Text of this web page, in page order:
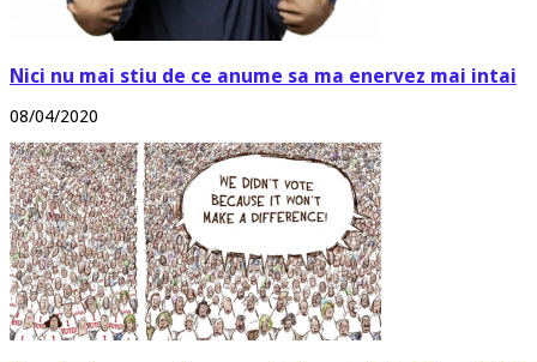
Nici nu mai stiu de ce anume sa ma enervez mai intai
08/04/2020